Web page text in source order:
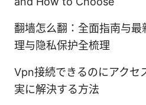
翻墙怎么翻：全面指南与
理与隐私保护全梳理
Vpn接続できるのにアクセ
実に解決する方法